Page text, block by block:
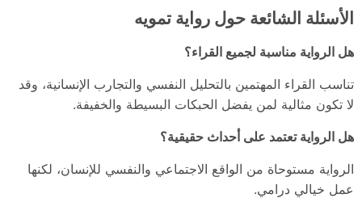
الأسئلة الشائعة حول رواية تمويه
هل الرواية مناسبة لجميع القراء؟
تناسب القراء المهتمين بالتحليل النفسي والتجارب الإنسانية، وقد
لا تكون مثالية لمن يفضل الحبكات البسيطة والخفيفة.
هل الرواية تعتمد على أحداث حقيقية؟
الرواية مستوحاة من الواقع الاجتماعي والنفسي للإنسان، لكنها
عمل خيالي درامي.